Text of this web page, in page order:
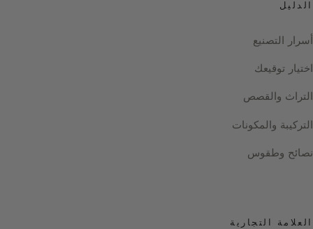
الدليل
أسرار التصنيع
اختيار توقيعك
التراث والقصص
التركيبة والمكونات
نصائح وطقوس
العلامة التجارية